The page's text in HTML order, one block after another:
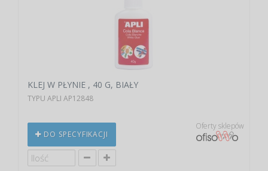
KLEJ W PŁYNIE , 40 G, BIAŁY
TYPU APLI AP12848
DO SPECYFIKACJI
Oferty sklepów